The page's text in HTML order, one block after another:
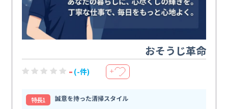
おそうじ革命
- (-件) ＋
特⻑1
誠意を持った清掃スタイル